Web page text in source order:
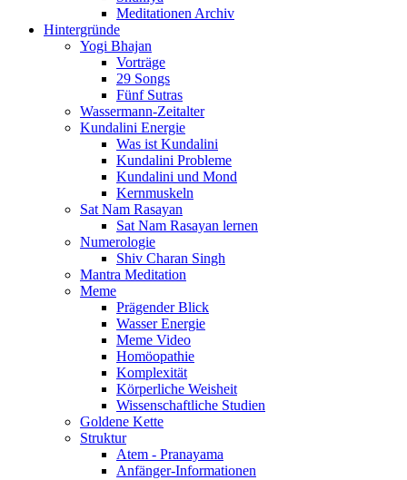
Meditationen Archiv
Hintergründe
Yogi Bhajan
Vorträge
29 Songs
Fünf Sutras
Wassermann-Zeitalter
Kundalini Energie
Was ist Kundalini
Kundalini Probleme
Kundalini und Mond
Kernmuskeln
Sat Nam Rasayan
Sat Nam Rasayan lernen
Numerologie
Shiv Charan Singh
Mantra Meditation
Meme
Prägender Blick
Wasser Energie
Meme Video
Homöopathie
Komplexität
Körperliche Weisheit
Wissenschaftliche Studien
Goldene Kette
Struktur
Atem - Pranayama
Anfänger-Informationen